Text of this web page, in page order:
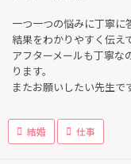
一つ一つの悩みに丁寧に
結果をわかりやすく伝え
アフターメールも丁寧な
ります。
またお願いしたい先生で
結婚 仕事